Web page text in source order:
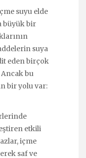
suyu elde
büyük bir
suya
eden birçok
bu
bir yolu var:
etkili
içme
saf ve